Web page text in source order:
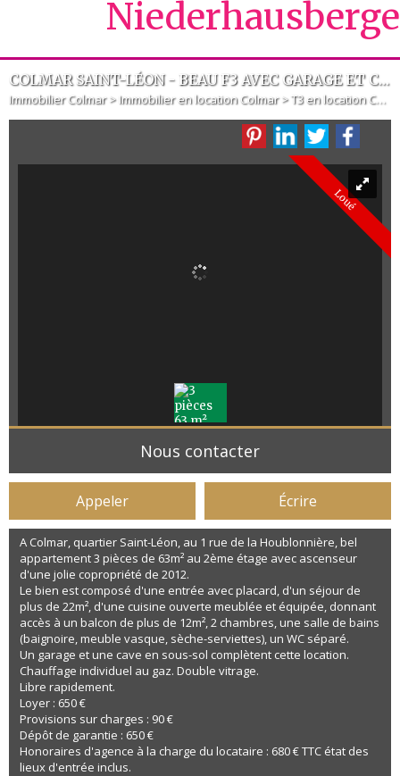
COLMAR SAINT-LÉON - BEAU F3 AVEC GARAGE ET CAVE
Immobilier Colmar > Immobilier en location Colmar >T3 en location Colmar
Loué
Nous contacter
Appeler Écrire
A Colmar, quartier Saint-Léon, au 1 rue de la Houblonnière, bel
appartement 3 pièces de 63m² au 2ème étage avec ascenseur
d'une jolie copropriété de 2012.
Le bien est composé d'une entrée avec placard, d'un séjour de
plus de 22m², d'une cuisine ouverte meublée et équipée, donnant
accès à un balcon de plus de 12m², 2 chambres, une salle de bains
(baignoire, meuble vasque, sèche-serviettes), un WC séparé.
Un garage et une cave en sous-sol complètent cette location.
Chauffage individuel au gaz. Double vitrage.
Libre rapidement.
Loyer : 650 €
Provisions sur charges : 90 €
Dépôt de garantie : 650 €
Honoraires d'agence à la charge du locataire : 680 € TTC état des
lieux d'entrée inclus.